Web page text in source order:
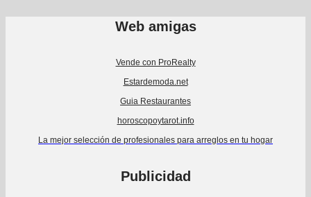
Web amigas
Vende con ProRealty
Estardemoda.net
Guia Restaurantes
horoscopoytarot.info
La mejor selección de profesionales para arreglos en tu hogar
Publicidad